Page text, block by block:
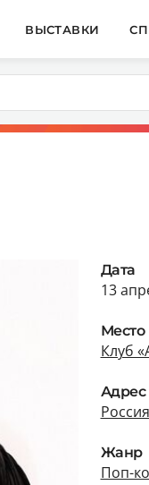
ВЫСТАВКИ
Дата
13
Место
Клуб
Адрес
Жанр
Поп-